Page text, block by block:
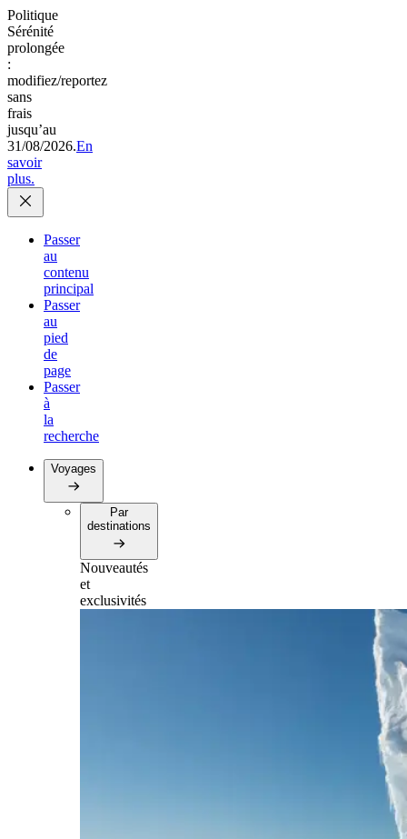
Politique
Sérénité
prolongée
:
modifiez/reportez
sans
frais
jusqu’au
31/08/2026.En
savoir
plus.
Passer
au
contenu
principal
Passer
au
pied
de
page
Passer
à
la
recherche
Voyages
Par
destinations
Nouveautés
et
exclusivités